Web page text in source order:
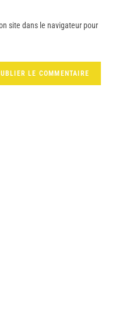
site dans le navigateur pour